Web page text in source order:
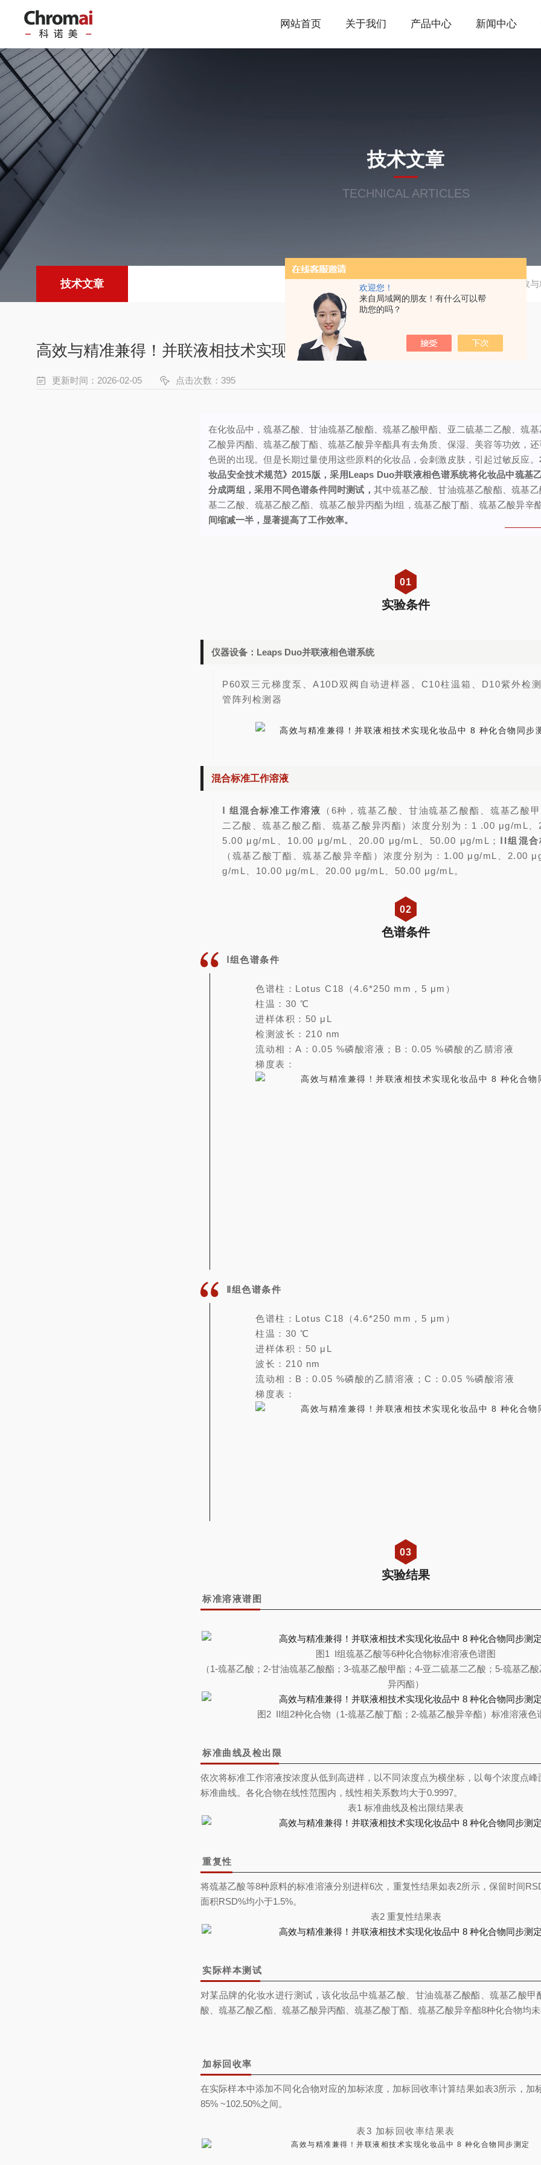
欢迎您！
来自局域网的朋友！有什么可以帮
助您的吗？
网站首页 关于我们 产品中心 新闻中心
技术文章
TECHNICAL ARTICLES
技术文章 当前位置： 高效
高效与精准兼得！并联液相技术实现化妆品中 8 种化合物同步测定
更新时间：2026-02-05 点击次数：395
在化妆品中，巯基乙酸、甘油巯基乙酸酯、巯基乙酸甲酯、亚二硫基二乙酸、巯
乙酸异丙酯、巯基乙酸丁酯、巯基乙酸异辛酯具有去角质、保湿、美容等功效，
色斑的出现。但是长期过量使用这些原料的化妆品，会刺激皮肤，引起过敏反应。
妆品安全技术规范》2015版，采用Leaps Duo并联液相色谱系统将化妆品中巯基
分成两组，采用不同色谱条件同时测试， 其中巯基乙酸、甘油巯基乙酸酯、巯基
基二乙酸、巯基乙酸乙酯、巯基乙酸异丙酯为Ⅰ组，巯基乙酸丁酯、巯基乙酸异辛
间缩减一半，显著提高了工作效率。
01
实验条件
仪器设备： Leaps Duo并联液相色谱系统
P60双三元梯度泵、A10D双阀自动进样器、C10柱温箱、D10紫外检
管阵列检测器
混合标准工作溶液
Ⅰ 组混合标准工作溶液
（6种，巯基乙酸、甘油巯基乙酸酯、巯基乙酸
二乙酸、巯基乙酸乙酯、巯基乙酸异丙酯）浓度分别为：1 .00 μg/mL
5.00 μg/mL、10.00 μg/mL、20.00 μg/mL、50.00 μg/mL； ⅠI组混
（巯基乙酸丁酯、巯基乙酸异辛酯）浓度分别为：1.00 μg/mL、2.00
g/mL、10.00 μg/mL、20.00 μg/mL、50.00 μg/mL。
02
色谱条件
Ⅰ组色谱条件
色谱柱：Lotus C18（4.6*250 mm，5 μm）
柱温：30 ℃
进样体积：50 μL
检测波长：210 nm
流动相：A：0.05 %磷酸溶液；B：0.05 %磷酸的乙腈溶液
梯度表：
Ⅱ组色谱条件
色谱柱：Lotus C18（4.6*250 mm，5 μm）
柱温：30 ℃
进样体积：50 μL
波长：210 nm
流动相：B：0.05 %磷酸的乙腈溶液；C：0.05 %磷酸溶液
梯度表：
03
实验结果
标准溶液谱图
图1 I组巯基乙酸等6种化合物标准溶液色谱图
（1-巯基乙酸；2-甘油巯基乙酸酯；3-巯基乙酸甲酯；4-亚二硫基二乙酸；5-巯基乙
异丙酯）
图2 II组2种化合物（1-巯基乙酸丁酯；2-巯基乙酸异辛酯）标准溶液色
标准曲线及检出限
依次将标准工作溶液按浓度从低到高进样，以不同浓度点为横坐标，以每个浓度点
标准曲线。各化合物在线性范围内，线性相关系数均大于0.9997。
表1 标准曲线及检出限结果表
重复性
将巯基乙酸等8种原料的标准溶液分别进样6次，重复性结果如表2所示，保留时间
面积RSD%均小于1.5%。
表2 重复性结果表
实际样本测试
对某品牌的化妆水进行测试，该化妆品中巯基乙酸、甘油巯基乙酸酯、巯基乙酸甲
酸、巯基乙酸乙酯、巯基乙酸异丙酯、巯基乙酸丁酯、巯基乙酸异辛酯8种化合物均
加标回收率
在实际样本中添加不同化合物对应的加标浓度，加标回收率计算结果如表3所示，加
85% ~102.50%之间。
表3 加标回收率结果表